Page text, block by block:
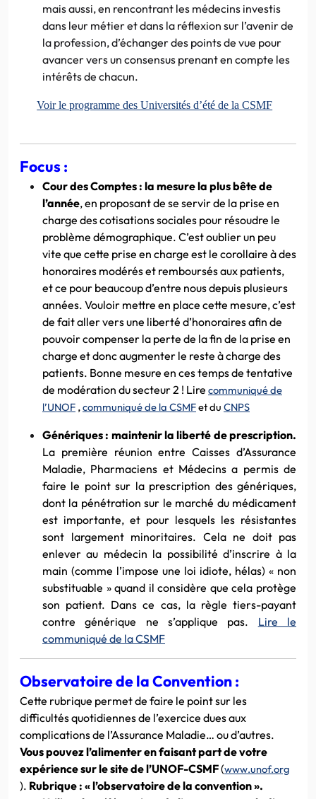
mais aussi, en rencontrant les médecins investis
dans leur métier et dans la réflexion sur l’avenir de
la profession, d’échanger des points de vue pour
avancer vers un consensus prenant en compte les
intérêts de chacun.
Voir le programme des Universités d’été de la CSMF
Focus :
Cour des Comptes : la mesure la plus bête de
l’année, en proposant de se servir de la prise en
charge des cotisations sociales pour résoudre le
problème démographique. C’est oublier un peu
vite que cette prise en charge est le corollaire à des
honoraires modérés et remboursés aux patients,
et ce pour beaucoup d’entre nous depuis plusieurs
années. Vouloir mettre en place cette mesure, c’est
de fait aller vers une liberté d’honoraires afin de
pouvoir compenser la perte de la fin de la prise en
charge et donc augmenter le reste à charge des
patients. Bonne mesure en ces temps de tentative
de modération du secteur 2 ! Lire communiqué de
l’UNOF ,communiqué de la CSMFet du CNPS
Génériques : maintenir la liberté de prescription.
La première réunion entre Caisses d’Assurance
Maladie, Pharmaciens et Médecins a permis de
faire le point sur la prescription des génériques,
dont la pénétration sur le marché du médicament
est importante, et pour lesquels les résistantes
sont largement minoritaires. Cela ne doit pas
enlever au médecin la possibilité d’inscrire à la
main (comme l’impose une loi idiote, hélas) « non
substituable » quand il considère que cela protège
son patient. Dans ce cas, la règle tiers-payant
contre générique ne s’applique pas. Lire le
communiqué de la CSMF
Observatoire de la Convention :
Cette rubrique permet de faire le point sur les
difficultés quotidiennes de l’exercice dues aux
complications de l’Assurance Maladie… ou d’autres.
Vous pouvez l’alimenter en faisant part de votre
expérience sur le site de l’UNOF-CSMF(www.unof.org
). Rubrique : « l’observatoire de la convention ».